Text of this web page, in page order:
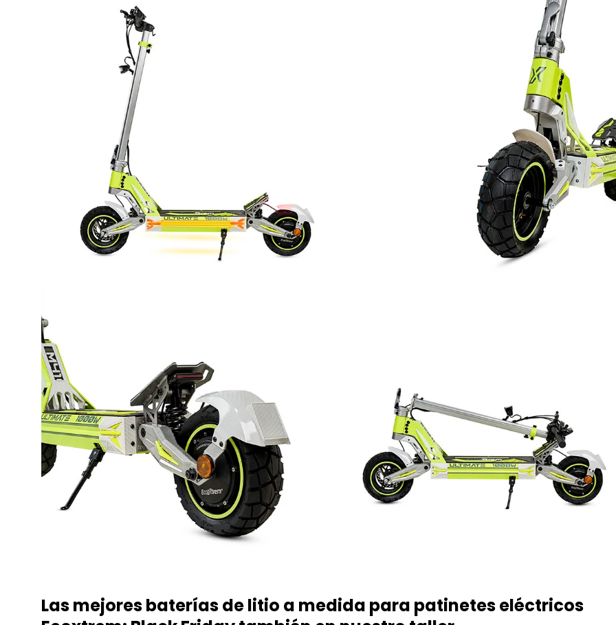
Las mejores baterías de litio a medida para patinetes eléctricos